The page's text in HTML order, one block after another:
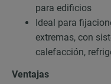
para edificios
Ideal para
extremas, con
calefacción,
Ventajas